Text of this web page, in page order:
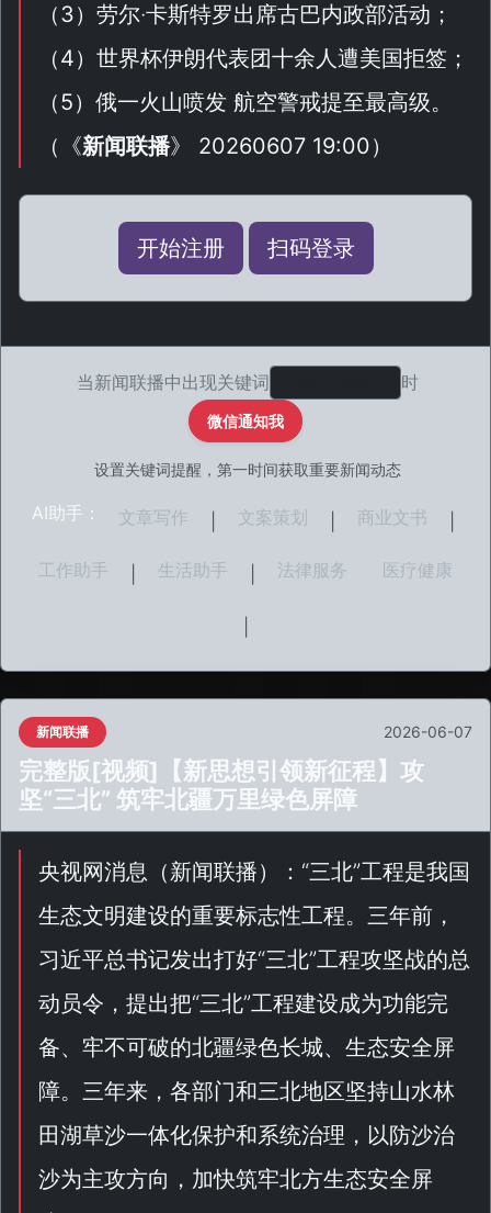
（3）劳尔·卡斯特罗出席古巴内政部活动；
（4）世界杯伊朗代表团十余人遭美国拒签；
（5）俄一火山喷发 航空警戒提至最高级。
（ 《新闻联播》 20260607 19:00）
开始注册 扫码登录
当新闻联播中出现关键词 时
微信通知我
设置关键词提醒，第一时间获取重要新闻动态
AI助手： 文章写作 文案策划 商业文书
工作助手 生活助手 法律服务 医疗健康
新闻联播 2026-06-07
完整版[视频]【新思想引领新征程】攻
坚“三北” 筑牢北疆万里绿色屏障
央视网消息（新闻联播）：“三北”工程是我国
生态文明建设的重要标志性工程。三年前，
习近平总书记发出打好“三北”工程攻坚战的总
动员令，提出把“三北”工程建设成为功能完
备、牢不可破的北疆绿色长城、生态安全屏
障。三年来，各部门和三北地区坚持山水林
田湖草沙一体化保护和系统治理，以防沙治
沙为主攻方向，加快筑牢北方生态安全屏